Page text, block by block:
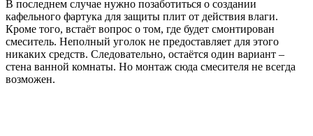
В последнем случае нужно позаботиться о создании
кафельного фартука для защиты плит от действия влаги.
Кроме того, встаёт вопрос о том, где будет смонтирован
смеситель. Неполный уголок не предоставляет для этого
никаких средств. Следовательно, остаётся один вариант –
стена ванной комнаты. Но монтаж сюда смесителя не всегда
возможен.